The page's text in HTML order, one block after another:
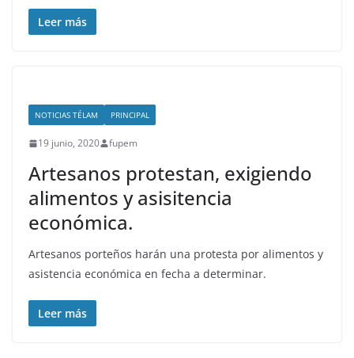
Leer más
NOTICIAS TÉLAM PRINCIPAL
19 junio, 2020 fupem
Artesanos protestan, exigiendo
alimentos y asisitencia
económica.
Artesanos porteños harán una protesta por alimentos y
asistencia económica en fecha a determinar.
Leer más